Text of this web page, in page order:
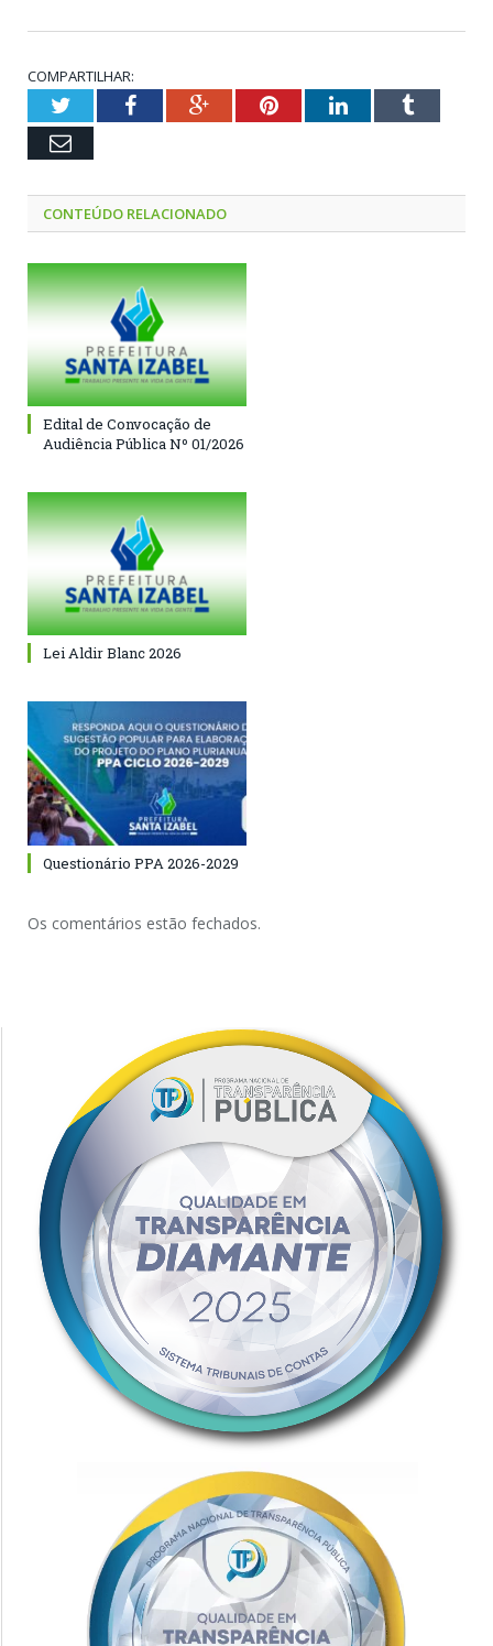
COMPARTILHAR:
TwitterFacebookGoogle+PinterestLinkedInTumblr
Email
CONTEÚDO RELACIONADO
Edital de Convocação de
Audiência Pública Nº 01/2026
Lei Aldir Blanc 2026
Questionário PPA 2026-2029
Os comentários estão fechados.